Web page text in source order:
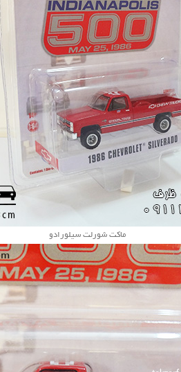
ماکت شورلت سیلورادو